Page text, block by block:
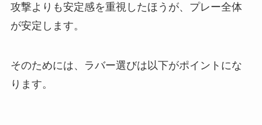
攻撃よりも安定感を重視したほうが、プレー全体
が安定します。
そのためには、ラバー選びは以下がポイントにな
ります。